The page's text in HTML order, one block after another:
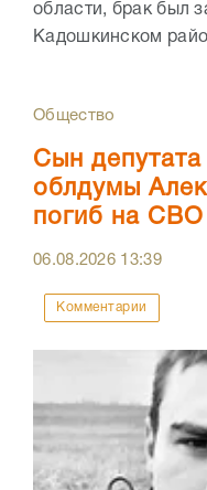
области, брак был
Кадошкинском
Общество
Сын депутата
облдумы
погиб на СВО
06.08.2026 13:39
Комментарии